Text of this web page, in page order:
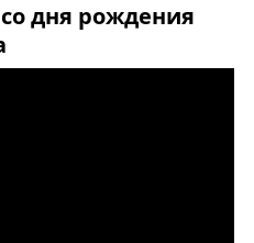
дня рождения